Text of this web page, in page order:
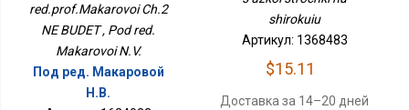
red.prof.Makarovoi Ch.2
NE BUDET , Pod red.
Makarovoi N.V.
Под ред. Макаровой
Н.В.
shirokuiu
Артикул: 1368483
$15.11
Доставка за 14–20 дней